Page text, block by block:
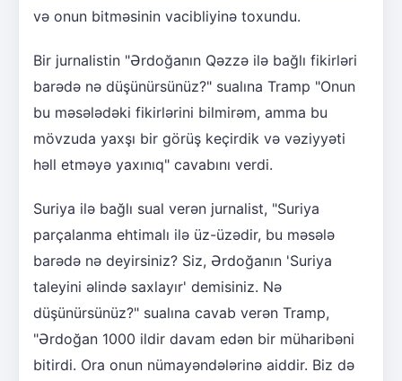
və onun bitməsinin vacibliyinə toxundu.
Bir jurnalistin "Ərdoğanın Qəzzə ilə bağlı fikirləri
barədə nə düşünürsünüz?" sualına Tramp "Onun
bu məsələdəki fikirlərini bilmirəm, amma bu
mövzuda yaxşı bir görüş keçirdik və vəziyyəti
həll etməyə yaxınıq" cavabını verdi.
Suriya ilə bağlı sual verən jurnalist, "Suriya
parçalanma ehtimalı ilə üz-üzədir, bu məsələ
barədə nə deyirsiniz? Siz, Ərdoğanın 'Suriya
taleyini əlində saxlayır' demisiniz. Nə
düşünürsünüz?" sualına cavab verən Tramp,
"Ərdoğan 1000 ildir davam edən bir müharibəni
bitirdi. Ora onun nümayəndələrinə aiddir. Biz də